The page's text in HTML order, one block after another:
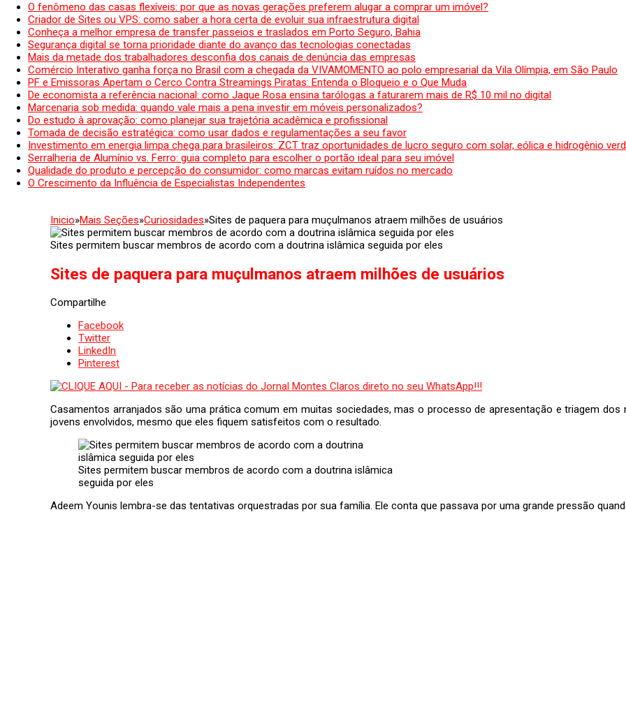
O fenômeno das casas flexíveis: por que as novas gerações preferem alugar a comprar um imóvel?
Criador de Sites ou VPS: como saber a hora certa de evoluir sua infraestrutura digital
Conheça a melhor empresa de transfer passeios e traslados em Porto Seguro, Bahia
Segurança digital se torna prioridade diante do avanço das tecnologias conectadas
Mais da metade dos trabalhadores desconfia dos canais de denúncia das empresas
Comércio Interativo ganha força no Brasil com a chegada da VIVAMOMENTO ao polo empresarial da Vila Olímpia, em São Paulo
PF e Emissoras Apertam o Cerco Contra Streamings Piratas: Entenda o Bloqueio e o Que Muda
De economista a referência nacional: como Jaque Rosa ensina tarólogas a faturarem mais de R$ 10 mil no digital
Marcenaria sob medida: quando vale mais a pena investir em móveis personalizados?
Do estudo à aprovação: como planejar sua trajetória acadêmica e profissional
Tomada de decisão estratégica: como usar dados e regulamentações a seu favor
Investimento em energia limpa chega para brasileiros: ZCT traz oportunidades de lucro seguro com solar, eólica e hidrogênio
Serralheria de Alumínio vs. Ferro: guia completo para escolher o portão ideal para seu imóvel
Qualidade do produto e percepção do consumidor: como marcas evitam ruídos no mercado
O Crescimento da Influência de Especialistas Independentes
Inicio»Mais Seções»Curiosidades»Sites de paquera para muçulmanos atraem milhões de usuários
Sites permitem buscar membros de acordo com a doutrina islâmica seguida por eles
Sites de paquera para muçulmanos atraem milhões de usuários
Compartilhe
Facebook
Twitter
LinkedIn
Pinterest
Casamentos arranjados são uma prática comum em muitas sociedades, mas o processo de apresentação e triagem
jovens envolvidos, mesmo que eles fiquem satisfeitos com o resultado.
Sites permitem buscar membros de acordo com a doutrina islâmica
seguida por eles
Adeem Younis lembra-se das tentativas orquestradas por sua família. Ele conta que passava por uma grande pressão